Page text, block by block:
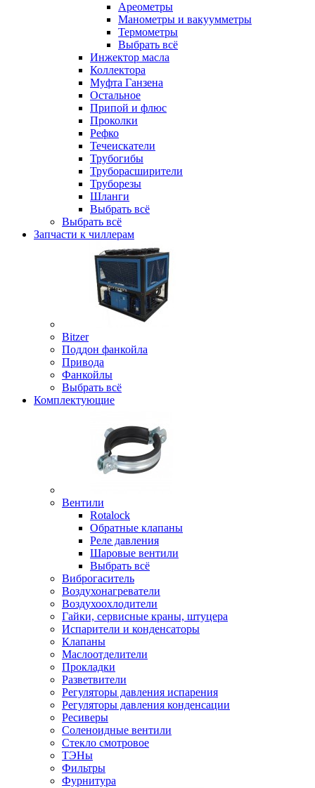
Ареометры
Манометры и вакуумметры
Термометры
Выбрать всё
Инжектор масла
Коллектора
Муфта Ганзена
Остальное
Припой и флюс
Проколки
Рефко
Течеискатели
Трубогибы
Труборасширители
Труборезы
Шланги
Выбрать всё
Выбрать всё
Запчасти к чиллерам
Bitzer
Поддон фанкойла
Привода
Фанкойлы
Выбрать всё
Комплектующие
Вентили
Rotalock
Обратные клапаны
Реле давления
Шаровые вентили
Выбрать всё
Виброгаситель
Воздухонагреватели
Воздухоохлодители
Гайки, сервисные краны, штуцера
Испарители и конденсаторы
Клапаны
Маслоотделители
Прокладки
Разветвители
Регуляторы давления испарения
Регуляторы давления конденсации
Ресиверы
Соленоидные вентили
Стекло смотровое
ТЭНы
Фильтры
Фурнитура